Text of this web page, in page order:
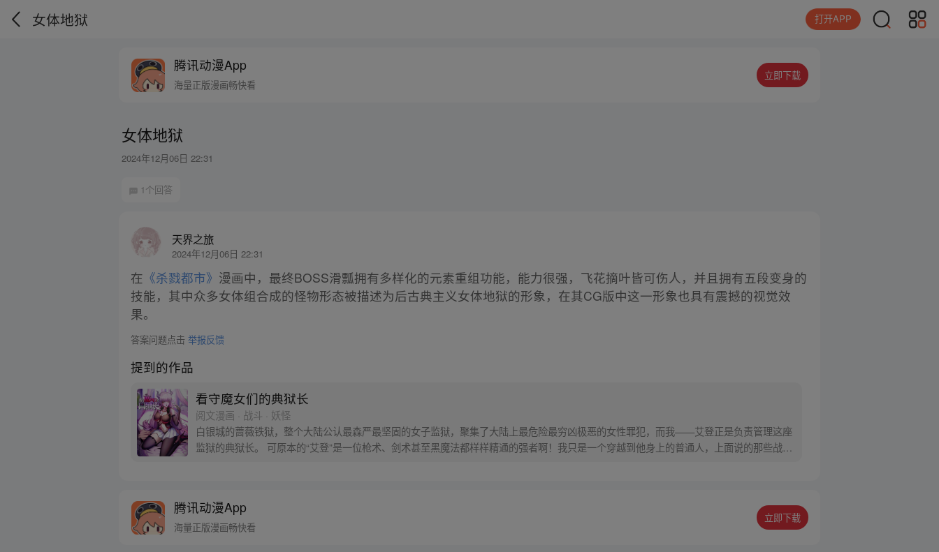
女体地狱 打开APP
腾讯动漫App
海量正版漫画畅快看
立即下载
女体地狱
2024年12月06日 22:31
1个回答
天界之旅
2024年12月06日 22:31
在 《杀戮都市》 漫画中，最终BOSS滑瓢拥有多样化的元素重组功能，能力很强，飞花摘叶皆可伤人，并且拥有五段变身的
技能，其中众多女体组合成的怪物形态被描述为后古典主义女体地狱的形象，在其CG版中这一形象也具有震撼的视觉效
果。
答案问题点击举报反馈
提到的作品
看守魔女们的典狱长
阅文漫画 · 战斗 · 妖怪
白银城的蔷薇铁狱，整个大陆公认最森严最坚固的女子监狱，聚集了大陆上最危险最穷凶极恶的女性罪犯，而我——艾登正是负责管理这座
监狱的典狱长。 可原本的“艾登”是一位枪术、剑术甚至黑魔法都样样精通的强者啊！我只是一个穿越到他身上的普通人，上面说的那些战斗
腾讯动漫App
海量正版漫画畅快看
立即下载